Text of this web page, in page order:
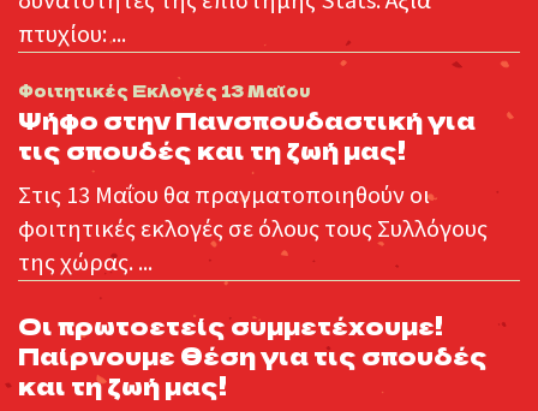
πτυχίου: ...
Φοιτητικές Εκλογές 13 Μαΐου:
Ψήφο στην Πανσπουδαστική για
τις σπουδές και τη ζωή μας!
Στις 13 Μαΐου θα πραγματοποιηθούν οι
φοιτητικές εκλογές σε όλους τους Συλλόγους
της χώρας. ...
Οι πρωτοετείς συμμετέχουμε!
Παίρνουμε θέση για τις σπουδές
και τη ζωή μας!